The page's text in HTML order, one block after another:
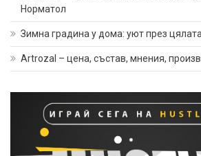
Норматол
Зимна градина у дома: уют през
Artrozal – цена, състав, мнения,